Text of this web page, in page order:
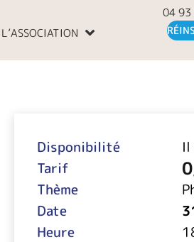
04 93
L’ASSOCIATION
Disponibilité
Il
Tarif
Thème
Date
Heure